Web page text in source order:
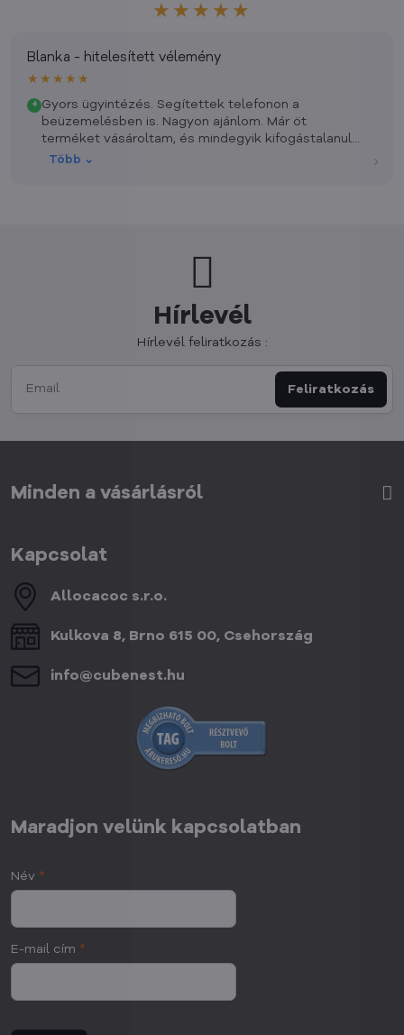
★★★★★
Blanka - hitelesített vélemény
★★★★★
+ Gyors ügyintézés. Segítettek telefonon a
beüzemelésben is. Nagyon ajánlom. Már öt
terméket vásároltam, és mindegyik kifogástalanul
működik, praktikusak.
Több ⌄ ›
Hírlevél
Hírlevél feliratkozás :
Feliratkozás
Minden a vásárlásról
Kapcsolat
Allocacoc s​.r​.o​.
Kulkova 8, Brno 615 00, Csehország
info​@cubenest​.hu
Maradjon velünk kapcsolatban
Név *
E-mail cím *